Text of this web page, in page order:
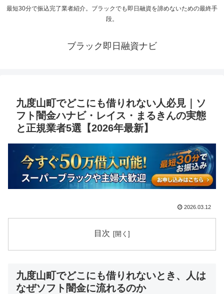
最短30分で振込完了業者紹介。ブラックでも即日融資を諦めないための最終手
段。
ブラック即日融資ナビ
九度山町でどこにも借りれない人必見｜ソ
フト闇金ハナビ・レイス・まるきんの実態
と正規業者5選【2026年最新】
2026.03.12
目次
九度山町でどこにも借りれないとき、人は
なぜソフト闇金に流れるのか